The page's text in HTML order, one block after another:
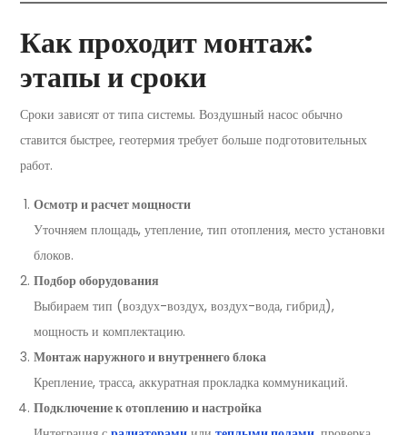
Как проходит монтаж:
этапы и сроки
Сроки зависят от типа системы. Воздушный насос обычно
ставится быстрее, геотермия требует больше подготовительных
работ.
Осмотр и расчет мощности
Уточняем площадь, утепление, тип отопления, место установки
блоков.
Подбор оборудования
Выбираем тип (воздух-воздух, воздух-вода, гибрид),
мощность и комплектацию.
Монтаж наружного и внутреннего блока
Крепление, трасса, аккуратная прокладка коммуникаций.
Подключение к отоплению и настройка